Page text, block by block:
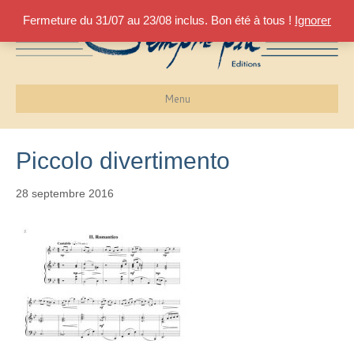
Fermeture du 31/07 au 23/08 inclus. Bon été à tous ! Ignorer
Menu
Piccolo divertimento
28 septembre 2016